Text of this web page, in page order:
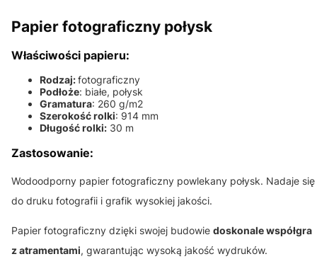
Papier fotograficzny połysk
Właściwości papieru:
Rodzaj:fotograficzny
Podłoże: białe, połysk
Gramatura: 260 g/m2
Szerokość rolki: 914 mm
Długość rolki: 30 m
Zastosowanie:
Wodoodporny papier fotograficzny powlekany połysk. Nadaje się
do druku fotografii i grafik wysokiej jakości.
Papier fotograficzny dzięki swojej budowie doskonale współgra
z atramentami, gwarantując wysoką jakość wydruków.